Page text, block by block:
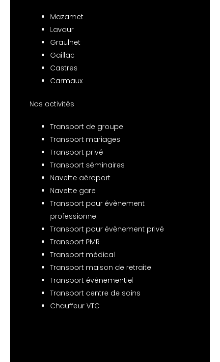
Mazamet
Lavaur
Graulhet
Gaillac
Castres
Carmaux
Nos activités
Transport de groupe
Transport mariages
Transport privé
Transport séminaires
Navette aéroport
Navette gare
Transport pour évènement
professionnel
Transport pour évènement privé
Transport PMR
Transport médical
Transport maison de retraite
Transport évènementiel
Transport centre de soins
Chauffeur VTC